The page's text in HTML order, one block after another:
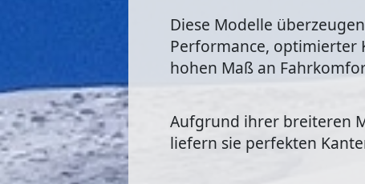
Diese Modelle
Performance, optimierter
hohen Maß an
Aufgrund ihrer breiteren
liefern sie perfekten